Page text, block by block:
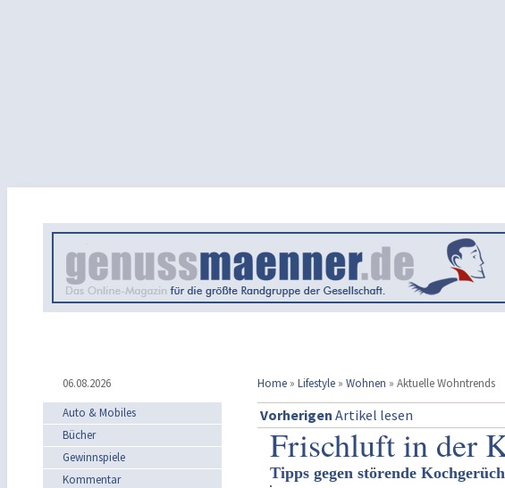
06.08.2026 Home » Lifestyle » Wohnen » Aktuelle Wohntrends
Auto & Mobiles
Bücher
Gewinnspiele
Kommentar
Vorherigen Artikel lesen
Frischluft in der
Tipps gegen störende